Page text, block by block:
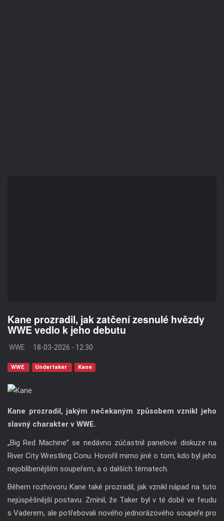
Kane prozradil, jak zatčení zesnulé hvězdy
WWE vedlo k jeho debutu
WWE 18-03-2026 - 12:30
WWE Undertaker Kane
Kane prozradil, jakým nečekaným způsobem vznikl jeho
slavný charakter v WWE.
„Big Red Machine” se nedávno zúčastnil panelové diskuze na
River City Wrestling Conu. Hovořil mimo jiné o tom, kdo byl jeho
nejoblíbenějším soupeřem, a o dalších tématech.
Během rozhovoru Kane také prozradil, jak vznikl nápad na tuto
nejúspěšnější postavu. Zmínil, že Taker byl v té době ve feudu
s Vaderem, ale potřebovali nového jednorázového soupeře pro